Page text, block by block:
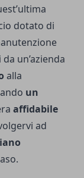
dotato di
da un’azienda
alla
un
affidabile
ad